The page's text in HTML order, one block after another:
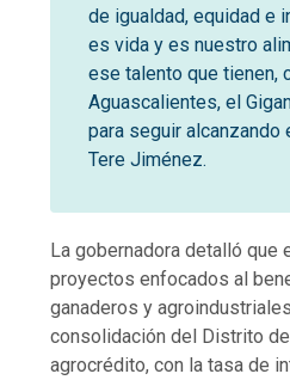
de igualdad, equidad e
es vida y es nuestro
ese talento que tienen,
Aguascalientes, el
para seguir alcanzando
Tere Jiménez.
La gobernadora detalló que
proyectos enfocados al
ganaderos y
consolidación del Distrito
agrocrédito, con la tasa de